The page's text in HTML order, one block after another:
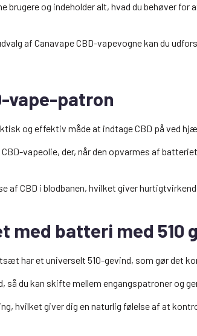
og indeholder alt, hvad du behøver for
af Canavape CBD-vapevogne kan du
vape-patron
og effektiv måde at indtage CBD på ved
vapeolie, der, når den opvarmes af
af CBD i blodbanen, hvilket giver
med batteri med 510
har et universelt 510-gevind, som gør det
så du kan skifte mellem engangspatroner og
hvilket giver dig en naturlig følelse af at